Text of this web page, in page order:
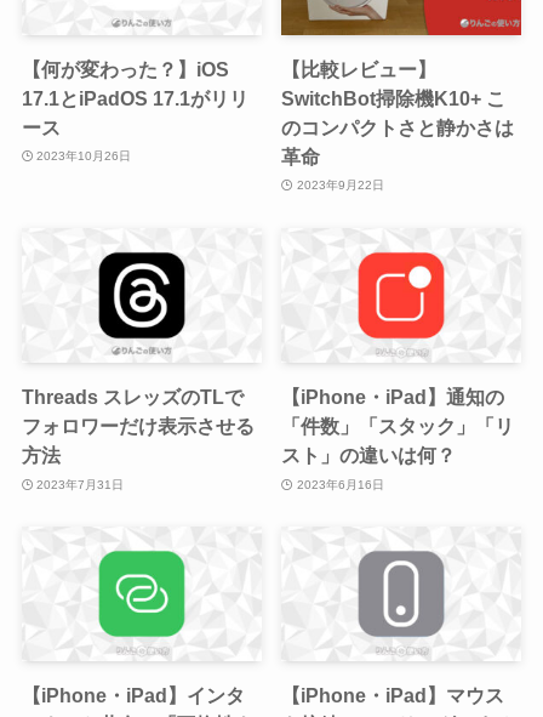
【何が変わった？】iOS
17.1とiPadOS 17.1がリリ
ース
2023年10月26日
【比較レビュー】
SwitchBot掃除機K10+ こ
のコンパクトさと静かさは
革命
2023年9月22日
Threads スレッズのTLで
フォロワーだけ表示させる
方法
2023年7月31日
【iPhone・iPad】通知の
「件数」「スタック」「リ
スト」の違いは何？
2023年6月16日
【iPhone・iPad】インタ
【iPhone・iPad】マウス